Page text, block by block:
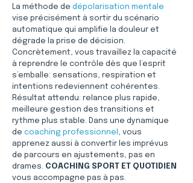
La méthode de dépolarisation mentale
vise précisément à sortir du scénario
automatique qui amplifie la douleur et
dégrade la prise de décision.
Concrètement, vous travaillez la capacité
à reprendre le contrôle dès que l’esprit
s’emballe: sensations, respiration et
intentions redeviennent cohérentes.
Résultat attendu: relance plus rapide,
meilleure gestion des transitions et
rythme plus stable. Dans une dynamique
de coaching professionnel , vous
apprenez aussi à convertir les imprévus
de parcours en ajustements, pas en
drames. COACHING SPORT ET QUOTIDIEN
vous accompagne pas à pas.